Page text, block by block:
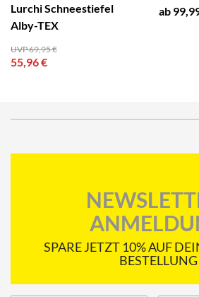
Lurchi Schneestiefel
Alby-TEX
UVP 69,95 €
55,96 €
ab
SPARE JETZT 10% AUF
BESTELLUNG